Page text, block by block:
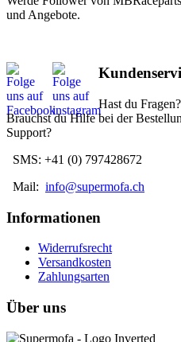
und Angebote.
Hast du Fragen?
Brauchst du Hilfe bei der
Support?
SMS: +41 (0) 797428672
Mail: info@supermofa.ch
Informationen
Widerrufsrecht
Versandkosten
Zahlungsarten
Über uns